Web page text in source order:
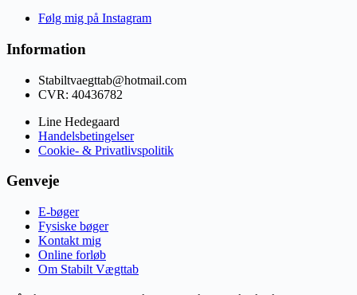
Følg mig på Instagram
Information
Stabiltvaegttab@hotmail.com
CVR: 40436782
Line Hedegaard
Handelsbetingelser
Cookie- & Privatlivspolitik
Genveje
E-bøger
Fysiske bøger
Kontakt mig
Online forløb
Om Stabilt Vægttab